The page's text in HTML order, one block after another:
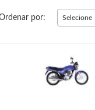
por: Selecione